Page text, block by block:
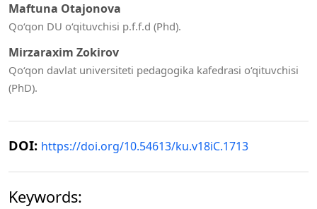
Maftuna Otajonova
Qo‘qon DU o‘qituvchisi p.f.f.d (Phd).
Mirzaraxim Zokirov
Qo‘qon davlat universiteti pedagogika kafedrasi o‘qituvchisi
(PhD).
DOI: https://doi.org/10.54613/ku.v18iC.1713
Keywords: